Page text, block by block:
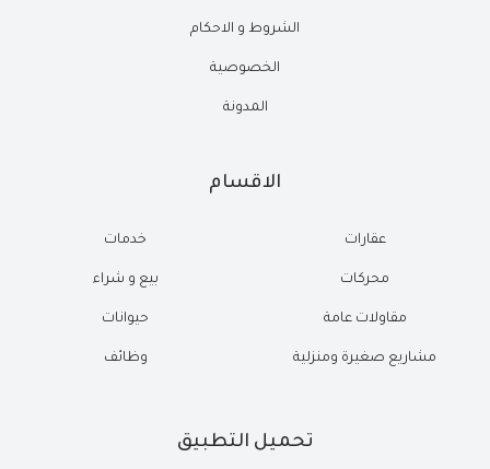
الشروط و الاحكام
الخصوصية
المدونة
الاقسام
عقارات
محركات
مقاولات عامة
مشاريع صغيرة ومنزلية
خدمات
بيع و شراء
حيوانات
وظائف
تحميل التطبيق